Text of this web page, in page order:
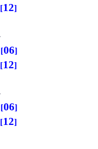
12
06
12
06
12